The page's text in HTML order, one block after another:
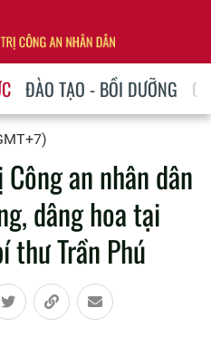
ĐÀO TẠO - BỒI DƯỠNG
an nhân dân
dâng hoa tại
thư Trần Phú